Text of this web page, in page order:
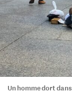
Un homme dort